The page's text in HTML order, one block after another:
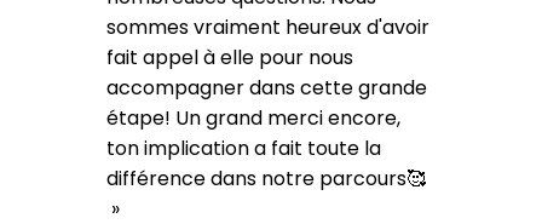
sommes vraiment heureux d'avoir
fait appel à elle pour nous
accompagner dans cette grande
étape! Un grand merci encore,
ton implication a fait toute la
différence dans notre parcours🥰
»